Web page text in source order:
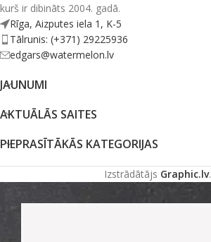
kurš ir dibināts 2004. gadā.
Rīga, Aizputes iela 1, K-5
Tālrunis: (+371) 29225936
edgars@watermelon.lv
JAUNUMI
AKTUĀLĀS SAITES
PIEPRASĪTĀKĀS KATEGORIJAS
Izstrādātājs Graphic.lv.